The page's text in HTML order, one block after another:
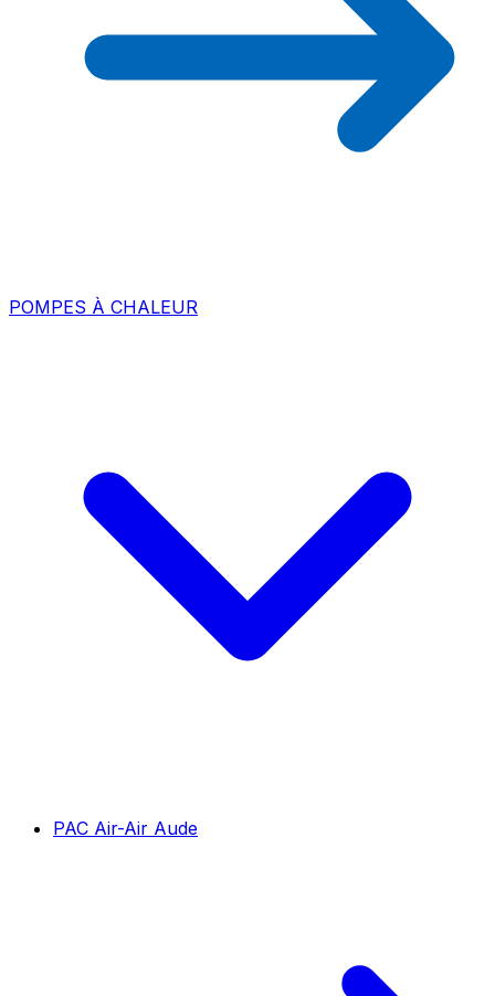
POMPES À CHALEUR
PAC Air-Air Aude